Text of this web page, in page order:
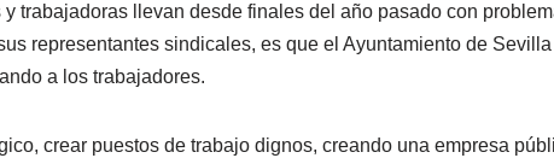
y trabajadoras llevan desde finales del año pasado con
representantes sindicales, es que el Ayuntamiento de
a los trabajadores.
crear puestos de trabajo dignos, creando una empresa